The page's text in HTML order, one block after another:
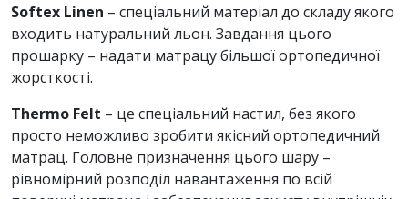
Softex Linen – спеціальний матеріал до складу якого
входить натуральний льон. Завдання цього
прошарку – надати матрацу більшої ортопедичної
жорсткості.
Thermo Felt – це спеціальний настил, без якого
просто неможливо зробити якісний ортопедичний
матрац. Головне призначення цього шару –
рівномірний розподіл навантаження по всій